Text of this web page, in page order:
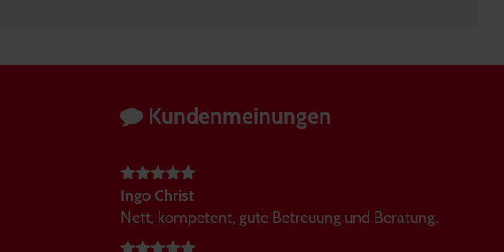
Kundenmeinungen
Ingo Christ
Nett, kompetent, gute Betreuung und Beratung.